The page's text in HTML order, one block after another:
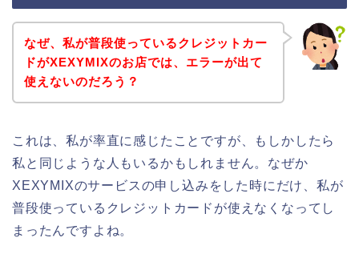
なぜ、私が普段使っているクレジットカー
ドがXEXYMIXのお店では、エラーが出て
使えないのだろう？
これは、私が率直に感じたことですが、もしかしたら
私と同じような人もいるかもしれません。なぜか
XEXYMIXのサービスの申し込みをした時にだけ、私が
普段使っているクレジットカードが使えなくなってし
まったんですよね。